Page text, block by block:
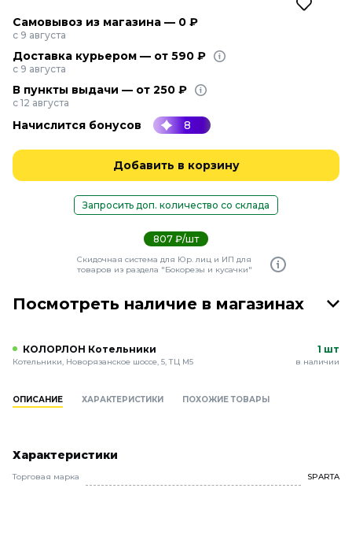
Самовывоз из магазина — 0 ₽
с 9 августа
Доставка курьером — от 590 ₽
с 9 августа
В пункты выдачи — от 250 ₽
с 12 августа
Начислится бонусов 8
Добавить в корзину
Запросить доп. количество со склада
807 ₽/шт
Скидочная система для Юр. лиц и ИП для
товаров из раздела "Бокорезы и кусачки"
Посмотреть наличие в магазинах
КОЛОРЛОН Котельники
Котельники, Новорязанское шоссе, 5, ТЦ М5
1 шт
в наличии
ОПИСАНИЕ ХАРАКТЕРИСТИКИ ПОХОЖИЕ ТОВАРЫ
Характеристики
Торговая марка SPARTA